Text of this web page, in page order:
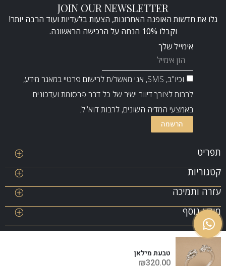
טבעת מילאן
₪320.00
JOIN OUR NEWSLETTER
גלו את חדשות האופנה האחרונות, הצעות בלעדיות ועוד הרבה יותר!
וקבלו 10% הנחה על הרכישה הראשונה.
אימייל שלך
וכיו"ב, SMS, אני מאשר/ת לרישום פרטיי במאגר מידע,
לרבות לצורך דיוור ישיר של כל דבר פרסומת ועדכונים
באמצעי המדיה השונים, לרבות דוא"ל.
הרשמה
תפריט
SALE
ABOUT ME
יצירת קשר
תרומה
שובר מתנה
קטגוריות
שרשראות
צמידים
עגילים
טבעות
עזרה ותמיכה
יתרה של כרטיס
מדריך מידות – טבעות
שאלות ותשובות
רשימת משאלות
מידע נוסף
תנאי שימוש לאתר
מדיניות פרטיות ושמירת סודיות
הצהרת נגישות